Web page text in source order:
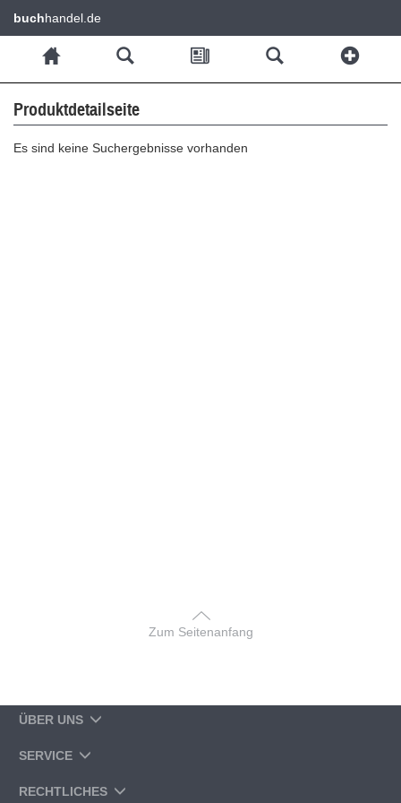
buchhandel.de
Produktdetailseite
Es sind keine Suchergebnisse vorhanden
Zum Seitenanfang
ÜBER UNS
SERVICE
RECHTLICHES